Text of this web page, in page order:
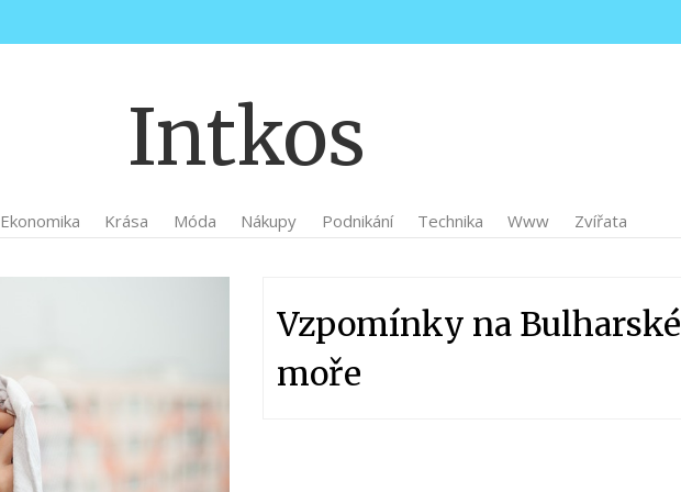
Intkos
Ekonomika Krása Móda Nákupy Podnikání Technika Www Zvířata
Vzpomínky na Bulharské
moře